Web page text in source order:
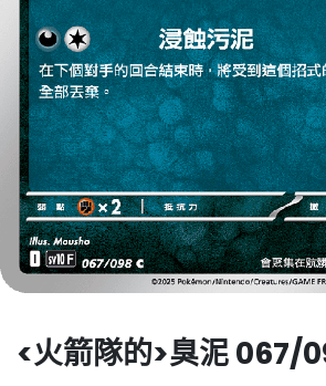
<火箭隊的>臭泥 067/